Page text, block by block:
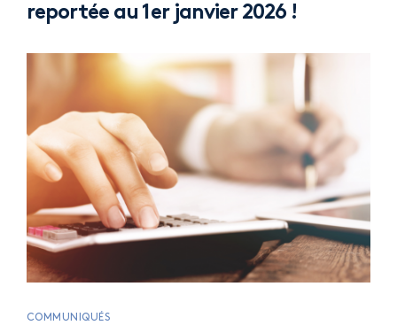
reportée au 1er janvier 2026 !
COMMUNIQUÉS